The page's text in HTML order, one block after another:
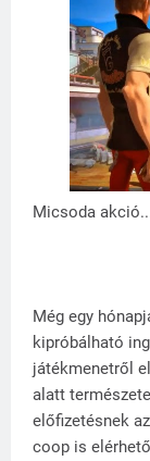
Micsoda
Még egy
kipróbálható
játékmenetről
alatt
előfizetésnek
coop is